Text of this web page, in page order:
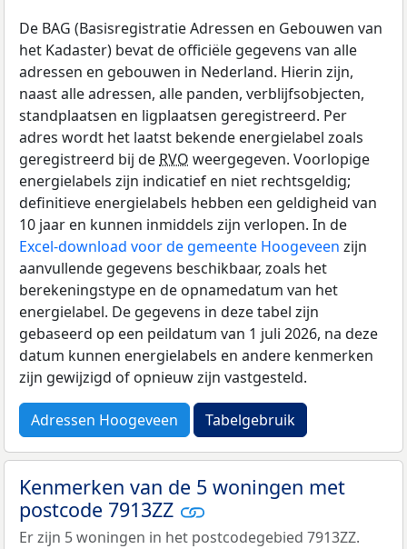
De BAG (Basisregistratie Adressen en Gebouwen van
het Kadaster) bevat de officiële gegevens van alle
adressen en gebouwen in Nederland. Hierin zijn,
naast alle adressen, alle panden, verblijfsobjecten,
standplaatsen en ligplaatsen geregistreerd. Per
adres wordt het laatst bekende energielabel zoals
geregistreerd bij de RVO weergegeven. Voorlopige
energielabels zijn indicatief en niet rechtsgeldig;
definitieve energielabels hebben een geldigheid van
10 jaar en kunnen inmiddels zijn verlopen. In de
Excel-download voor de gemeente Hoogeveen zijn
aanvullende gegevens beschikbaar, zoals het
berekeningstype en de opnamedatum van het
energielabel. De gegevens in deze tabel zijn
gebaseerd op een peildatum van 1 juli 2026, na deze
datum kunnen energielabels en andere kenmerken
zijn gewijzigd of opnieuw zijn vastgesteld.
Adressen Hoogeveen Tabelgebruik
Kenmerken van de 5 woningen met
postcode 7913ZZ
Er zijn 5 woningen in het postcodegebied 7913ZZ.